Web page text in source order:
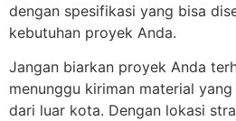
dengan spesifikasi yang bisa
kebutuhan proyek Anda.
Jangan biarkan proyek Anda
menunggu kiriman material
dari luar kota. Dengan lokasi